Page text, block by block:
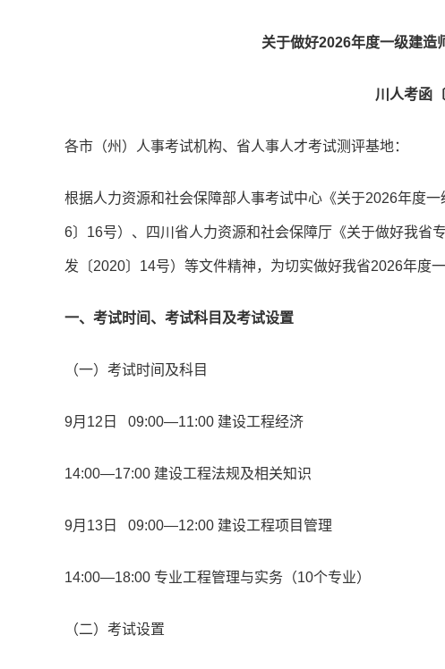
关于做好2026年度一级建造
川人考函
各市（州）人事考试机构、省人事人才考试测评基地：
根据人力资源和社会保障部人事考试中心《关于2026年度
6〕16号）、四川省人力资源和社会保障厅《关于做好我省
发〔2020〕14号）等文件精神，为切实做好我省2026年度
一、考试时间、考试科目及考试设置
（一）考试时间及科目
9月12日 09:00—11:00 建设工程经济
14:00—17:00 建设工程法规及相关知识
9月13日 09:00—12:00 建设工程项目管理
14:00—18:00 专业工程管理与实务（10个专业）
（二）考试设置